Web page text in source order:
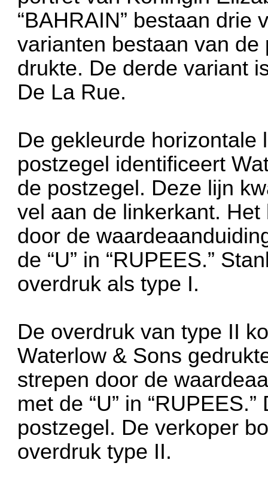
“BAHRAIN” bestaan drie
varianten bestaan van
drukte. De derde variant
De La Rue.
De gekleurde horizontale
postzegel identificeert
de postzegel. Deze lijn
vel aan de linkerkant.
door de
de “U” in “RUPEES.”
overdruk als type I.
De overdruk van type II
Waterlow & Sons
strepen door de
met de “U” in
postzegel. De verkoper
overdruk type II.